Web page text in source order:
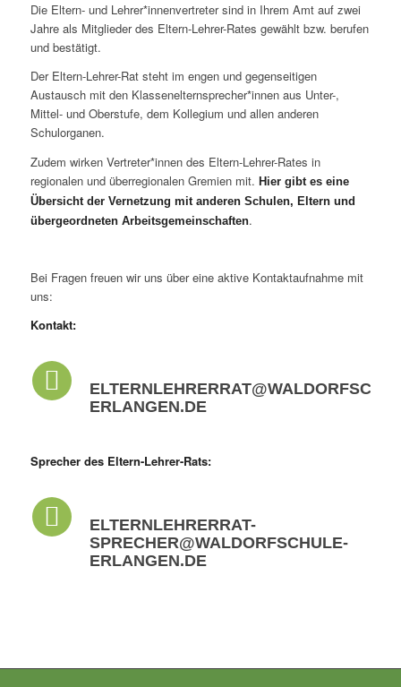
Die Eltern- und Lehrer*innenvertreter sind in Ihrem Amt auf zwei
Jahre als Mitglieder des Eltern-Lehrer-Rates gewählt bzw. berufen
und bestätigt.
Der Eltern-Lehrer-Rat steht im engen und gegenseitigen
Austausch mit den Klassenelternsprecher*innen aus Unter-,
Mittel- und Oberstufe, dem Kollegium und allen anderen
Schulorganen.
Zudem wirken Vertreter*innen des Eltern-Lehrer-Rates in
regionalen und überregionalen Gremien mit. Hier gibt es eine
Übersicht der Vernetzung mit anderen Schulen, Eltern und
übergeordneten Arbeitsgemeinschaften.
Bei Fragen freuen wir uns über eine aktive Kontaktaufnahme mit
uns:
Kontakt:
ERLANGEN.DE
Sprecher des Eltern-Lehrer-Rats:
ELTERNLEHRERRAT-
SPRECHER@WALDORFSCHULE-
ERLANGEN.DE